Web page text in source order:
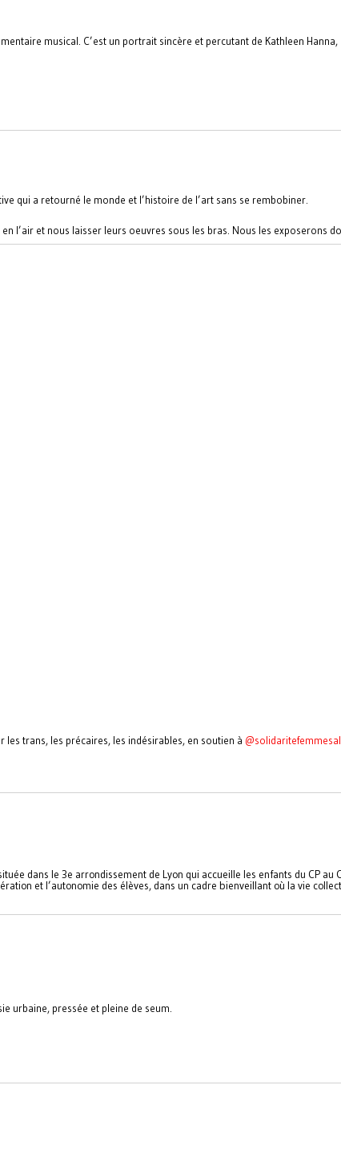
musical. C’est un portrait sincère et percutant de Kathleen
qui a retourné le monde et l’histoire de l’art sans se rembobiner.
l’air et nous laisser leurs oeuvres sous les bras. Nous les exposerons
les trans, les précaires, les indésirables, en soutien à
dans le 3e arrondissement de Lyon qui accueille les enfants du CP au
et l’autonomie des élèves, dans un cadre bienveillant où la vie
urbaine, pressée et pleine de seum.